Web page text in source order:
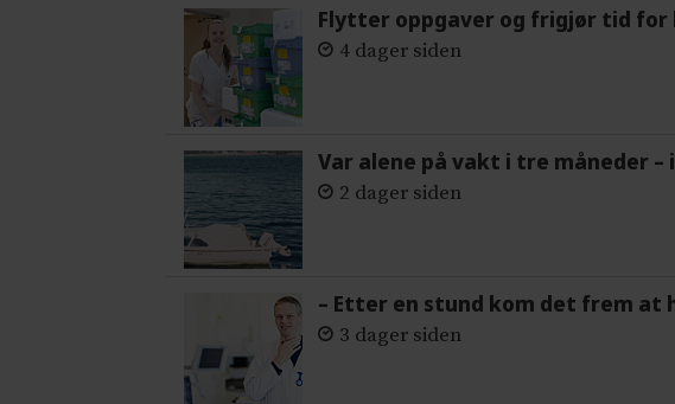
Flytter oppgaver og frigjør tid for
4 dager siden
Var alene på vakt i tre måneder
2 dager siden
– Etter en stund kom det frem at
3 dager siden